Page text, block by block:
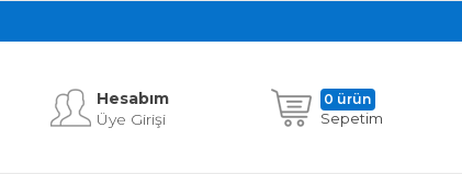
Hesabım
Üye Girişi
Sepetim
0 ürün